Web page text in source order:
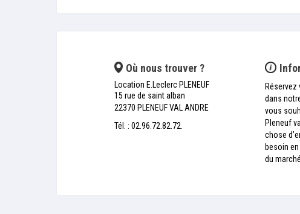
Où nous trouver ?
Location E.Leclerc PLENEUF
15 rue de saint alban
22370 PLENEUF VAL ANDRE
Tél. : 02.96.72.82.72.
dans
vous
Pleneuf
chose
besoin
du